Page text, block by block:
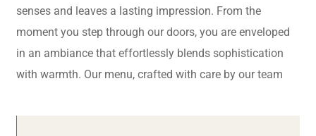
senses and leaves a lasting impression. From the
moment you step through our doors, you are enveloped
in an ambiance that effortlessly blends sophistication
with warmth. Our menu, crafted with care by our team